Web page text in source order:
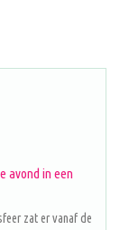
avond in een
zat er vanaf de